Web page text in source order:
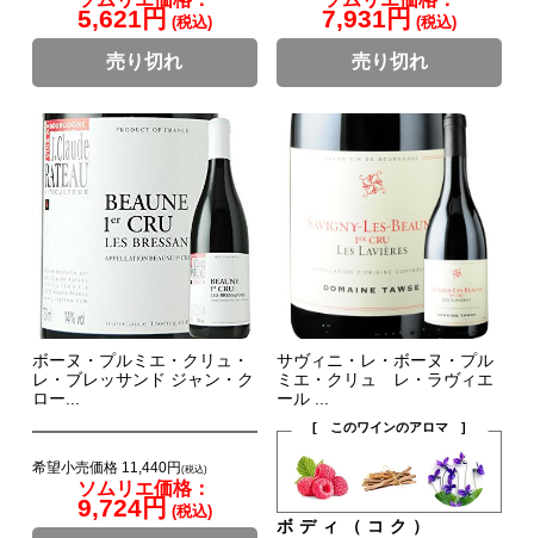
5,621円 (税込)
売り切れ
7,931円 (税込)
売り切れ
ボーヌ・プルミエ・クリュ・
レ・ブレッサンド ジャン・ク
ロー...
希望小売価格 11,440円(税込)
ソムリエ価格：
9,724円 (税込)
サヴィニ・レ・ボーヌ・プル
ミエ・クリュ レ・ラヴィエ
ール ...
[ このワインのアロマ ]
ボディ（コク）